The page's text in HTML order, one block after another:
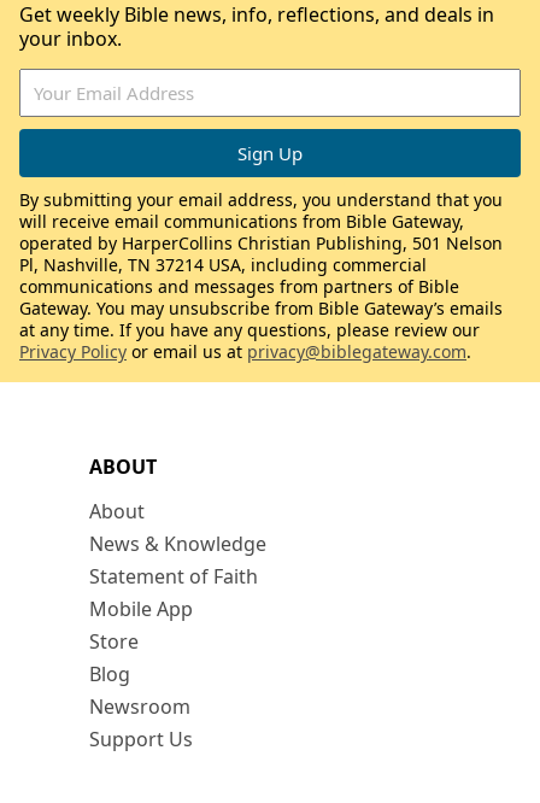
ABOUT
About
News & Knowledge
Statement of Faith
Mobile App
Store
Blog
Newsroom
Support Us
Get weekly Bible news, info, reflections, and deals in
your inbox.
By submitting your email address, you understand that you
will receive email communications from Bible Gateway,
operated by HarperCollins Christian Publishing, 501 Nelson
Pl, Nashville, TN 37214 USA, including commercial
communications and messages from partners of Bible
Gateway. You may unsubscribe from Bible Gateway’s emails
at any time. If you have any questions, please review our
Privacy Policy or email us at privacy@biblegateway.com.